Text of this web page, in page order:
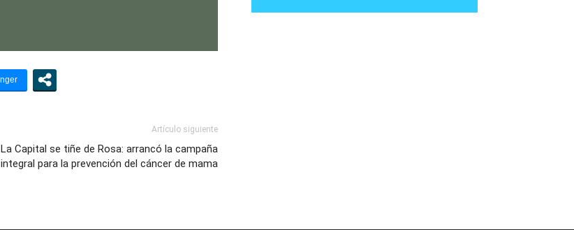
Artículo siguiente
La Capital se tiñe de Rosa: arrancó la campaña
integral para la prevención del cáncer de mama